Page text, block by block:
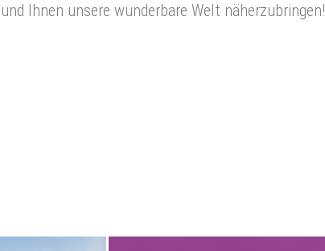
und Ihnen unsere wunderbare Welt näherzubringen!